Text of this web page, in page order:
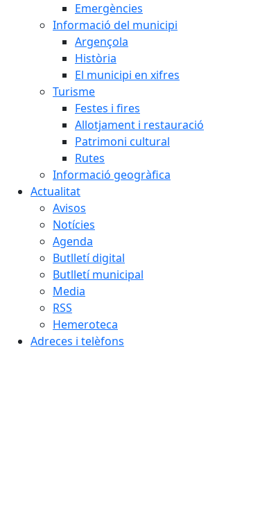
Emergències
Informació del municipi
Argençola
Història
El municipi en xifres
Turisme
Festes i fires
Allotjament i restauració
Patrimoni cultural
Rutes
Informació geogràfica
Actualitat
Avisos
Notícies
Agenda
Butlletí digital
Butlletí municipal
Media
RSS
Hemeroteca
Adreces i telèfons